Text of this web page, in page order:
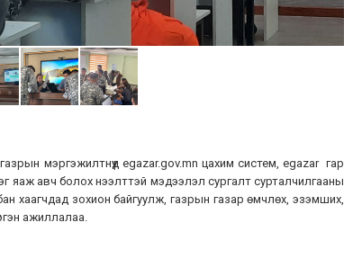
мэргэжилтнүүд egazar.gov.mn цахим систем, egazar гар
яаж авч болох нээлттэй мэдээлэл сургалт сурталчилгааны
хаагчдад зохион байгуулж, газрын газар өмчлөх, эзэмших,
ажиллалаа.